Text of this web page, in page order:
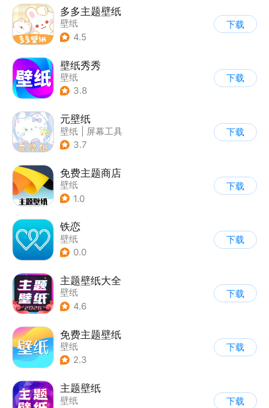
多多主题壁纸
壁纸
4.5
下载
壁纸秀秀
壁纸
3.8
下载
元壁纸
壁纸
屏幕工具
3.7
下载
免费主题商店
壁纸
1.0
下载
铁恋
壁纸
0.0
下载
主题壁纸大全
壁纸
4.6
下载
免费主题壁纸
壁纸
2.3
下载
主题壁纸
壁纸
下载